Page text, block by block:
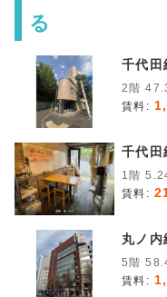
る
千代田
2階
賃料:
千代田
1階
賃料:
丸ノ
5階
賃料: